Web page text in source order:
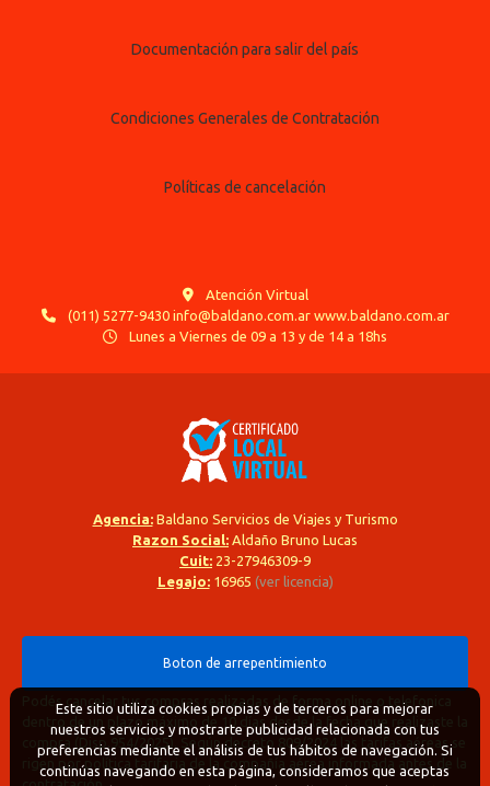
Documentación para salir del país
Condiciones Generales de Contratación
Políticas de cancelación
Atención Virtual
(011) 5277-9430 info@baldano.com.ar www.baldano.com.ar
Lunes a Viernes de 09 a 13 y de 14 a 18hs
Agencia:Baldano Servicios de Viajes y Turismo
Razon Social: Aldaño Bruno Lucas
Cuit: 23-27946309-9
Legajo:16965 (ver licencia)
Boton de arrepentimiento
Podés cancelar tus compras realizadas de forma online o telefonica
dentro de un plazo máximo de 10 días desde la fecha que realizaste la
compra (Disp.954/2025). Según decreto 809/2024 las tarifas aéreas se
rigen por política tarifaria de la compañía aérea informada antes de la
Este sitio utiliza cookies propias y de terceros para mejorar
nuestros servicios y mostrarte publicidad relacionada con tus
preferencias mediante el análisis de tus hábitos de navegación. Si
continúas navegando en esta página, consideramos que aceptas